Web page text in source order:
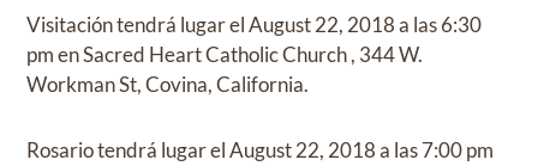
Visitacióntendrá lugar elAugust 22, 2018a las6:30
pmenSacred Heart Catholic Church, 344 W.
Workman St, Covina, California.
Rosariotendrá lugar elAugust 22, 2018a las7:00 pm